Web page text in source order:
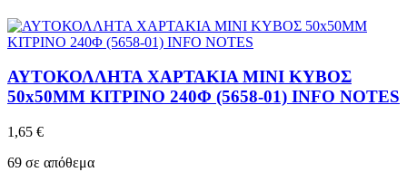
ΑΥΤΟΚΟΛΛΗΤΑ ΧΑΡΤΑΚΙΑ MINI ΚΥΒΟΣ
50x50MM ΚΙΤΡΙΝΟ 240Φ (5658-01) INFO NOTES
1,65 €
69 σε απόθεμα